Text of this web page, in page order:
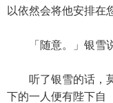
以依然会将他安排在
「随意。」银雪说
听了银雪的话，莫
下的一人便有陛下自